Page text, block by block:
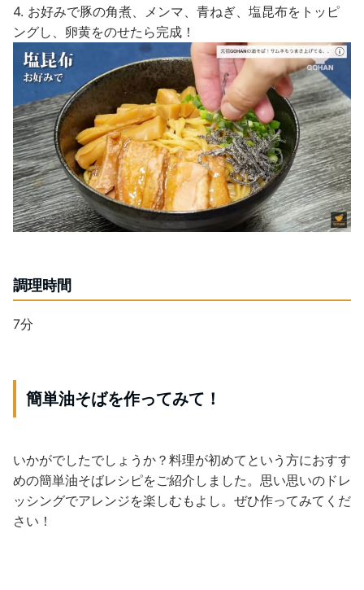
4. お好みで豚の角煮、メンマ、青ねぎ、塩昆布をトッピ
ングし、卵黄をのせたら完成！
調理時間
7分
簡単油そばを作ってみて！
いかがでしたでしょうか？料理が初めてという方におすす
めの簡単油そばレシピをご紹介しました。思い思いのドレ
ッシングでアレンジを楽しむもよし。ぜひ作ってみてくだ
さい！